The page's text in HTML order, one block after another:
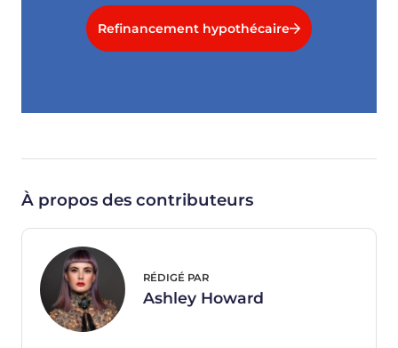
Refinancement hypothécaire
À propos des contributeurs
RÉDIGÉ PAR
Ashley Howard